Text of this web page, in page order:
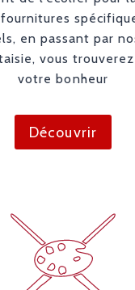
en passant par
vous
votre bonheur
Découvrir